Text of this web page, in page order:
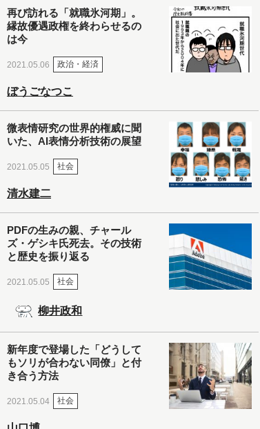
再び訪れる「就職氷河期」。
縁故優遇政権を終わらせるの
は今
2021.05.06 政治・経済
ぼうごなつこ
微表情研究の世界的権威に聞
いた、AI表情分析技術の展望
2021.05.05 社会
清水建二
PDFの生みの親、チャール
ズ・ゲシキ氏死去。その技術
と歴史を振り返る
2021.05.05 社会
柳井政和
新年度で登場した「どうして
もソリが合わない同僚」と付
き合う方法
2021.05.04 社会